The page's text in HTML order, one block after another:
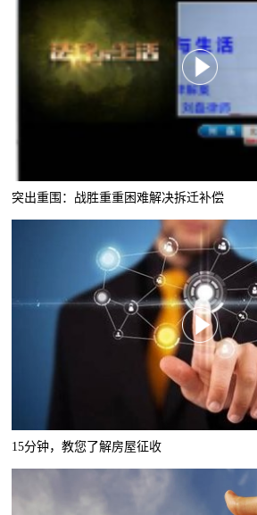
突出重围：战胜重重困难解决拆迁补偿
15分钟，教您了解房屋征收